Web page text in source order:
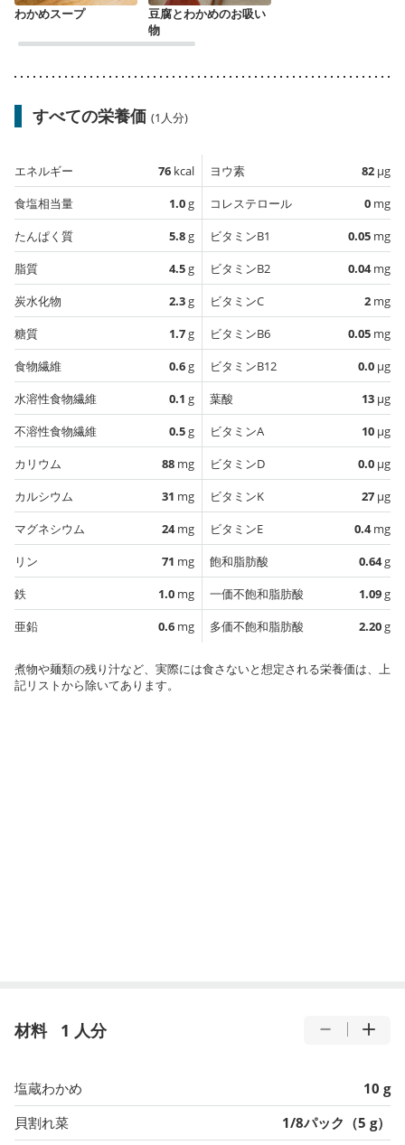
わかめスープ
豆腐とわかめのお吸い
物
すべての栄養価 (1人分)
エネルギー 76 kcal
食塩相当量
1.0g
たんぱく質
5.8g
脂質
4.5g
炭水化物
2.3g
糖質
1.7g
食物繊維
0.6g
水溶性食物繊維
0.1 g
不溶性食物繊維
0.5g
カリウム
88 mg
カルシウム
31 mg
マグネシウム
24mg
リン
71 mg
鉄
1.0 mg
亜鉛
0.6 mg
ヨウ素 82 µg
コレステロール
0 mg
ビタミンB1
0.05 mg
ビタミンB2
0.04mg
ビタミンC
2 mg
ビタミンB6
0.05 mg
ビタミンB12
0.0 µg
葉酸
13 µg
ビタミンA
10 µg
ビタミンD
0.0 µg
ビタミンK
27 µg
ビタミンE
0.4mg
飽和脂肪酸
0.64g
一価不飽和脂肪酸
1.09g
多価不飽和脂肪酸
2.20g
煮物や麺類の残り汁など、実際には食さないと想定される栄養価は、上
記リストから除いてあります。
材料 1 人分
塩蔵わかめ
10 g
貝割れ菜
1/8パック（5 g）